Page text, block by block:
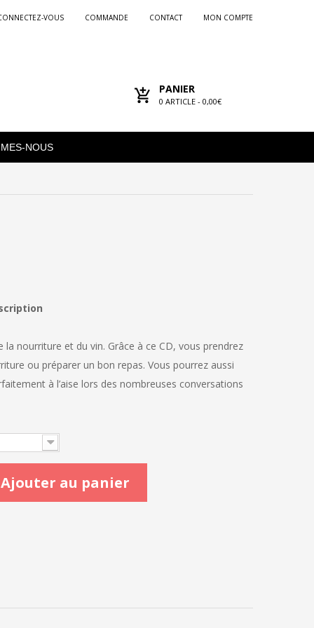
MON COMPTE
CONTACT
COMMANDE
VOUS
PANIER
0 ARTICLE - 0,00€
NOUS
nourriture et du vin. Grâce à ce CD, vous prendrez
ou préparer un bon repas. Vous pourrez aussi
à l’aise lors des nombreuses conversations
Ajouter au panier